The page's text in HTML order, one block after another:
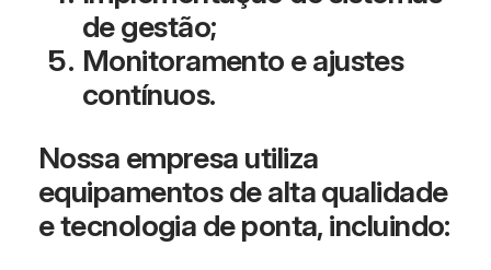
de gestão;
Monitoramento e ajustes
contínuos.
Nossa empresa utiliza
equipamentos de alta qualidade
e tecnologia de ponta, incluindo: